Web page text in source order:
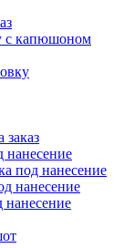
с капюшоном
нанесение
под нанесение
нанесение
нанесение